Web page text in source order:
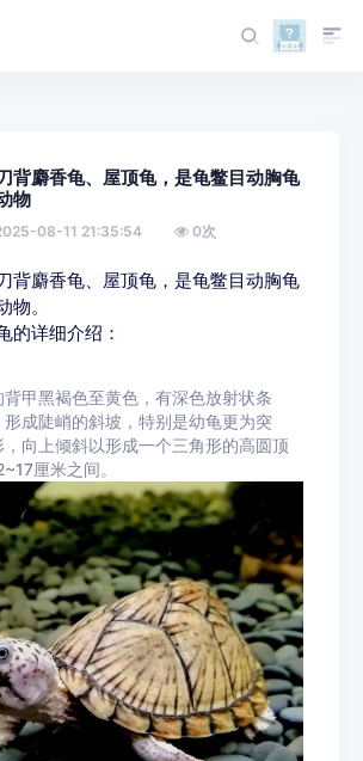
背麝香龟、屋顶龟，是龟鳖目动胸龟
物
08-11 21:35:54 0次
背麝香龟、屋顶龟，是龟鳖目动胸龟
物。
的详细介绍：
甲黑褐色至黄色，有深色放射状条
成陡峭的斜坡，特别是幼龟更为突
向上倾斜以形成一个三角形的高圆顶
厘米之间。